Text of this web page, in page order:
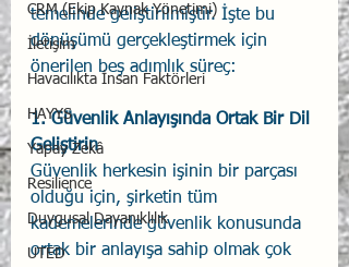
CRM (Ekip Kaynak Yönetimi)
İletişim
Havacılıkta İnsan Faktörleri
HAYYS
Yapay Zekâ
Resilience
Duygusal Dayanıklılık
UTED
temelinde geliştirilmiştir. İşte bu
dönüşümü gerçekleştirmek için
önerilen beş adımlık süreç:
1. Güvenlik Anlayışında Ortak Bir Dil
Geliştirin
Güvenlik herkesin işinin bir parçası
olduğu için, şirketin tüm
kademelerinde güvenlik konusunda
ortak bir anlayışa sahip olmak çok